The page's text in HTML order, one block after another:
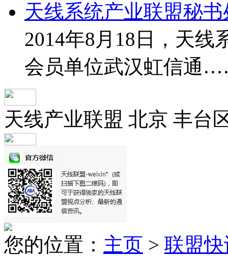
天线系统产业联盟秘
2014年8月18日，天线
会员单位武汉虹信通
天线产业联盟 北京 丰台
您的位置： 主页 > 联盟